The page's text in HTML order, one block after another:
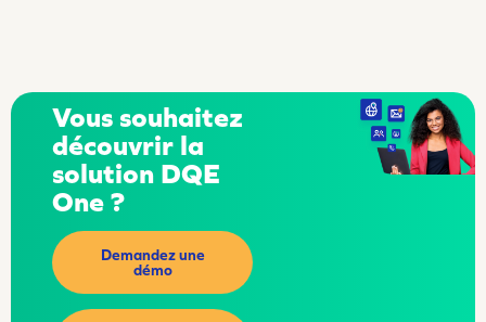
Vous souhaitez
découvrir la
solution DQE
One ?
Demandez une
démo